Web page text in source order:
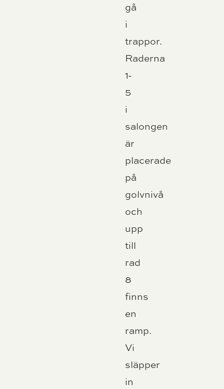
gå
i
trappor.
Raderna
1-
5
i
salongen
är
placerade
på
golvnivå
och
upp
till
rad
8
finns
en
ramp.
Vi
släpper
in